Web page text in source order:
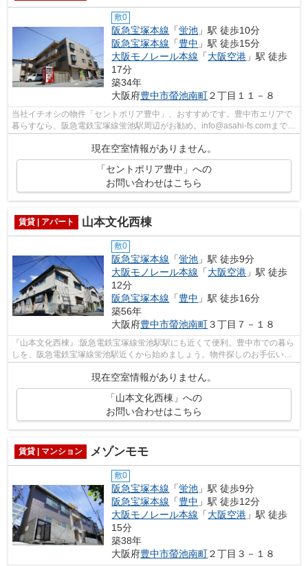
敷0
阪急宝塚本線 「蛍池 」駅 徒歩10分
阪急宝塚本線 「豊中 」駅 徒歩15分
大阪モノレール本線 「大阪空港 」駅 徒歩
17分
築34年
大阪府豊中市螢池南町２丁目１１－８
当社イチオシの物件「セントポリア豊中」、おすすめです。豊中市エリアで
暮らすなら、阪急電鉄宝塚線蛍池駅周辺がお勧め。info@asahi-fs.comまでい
つでもアクセスを。アサヒ不動産相談...
現在空室情報がありません。
「セントポリア豊中」への
お問い合わせはこちら
賃貸 | アパート 山本文化西棟
敷0
阪急宝塚本線 「蛍池 」駅 徒歩9分
大阪モノレール本線 「大阪空港 」駅 徒歩
12分
阪急宝塚本線 「豊中 」駅 徒歩16分
築56年
大阪府豊中市螢池南町３丁目７－１８
『山本文化西棟』:阪急電鉄宝塚線蛍池駅駅にも近くて便利。豊中市での暮ら
しを、阪急電鉄宝塚線蛍池駅近くから始めましょう。物件探しのお手伝いを
現在空室情報がありません。
「山本文化西棟」への
お問い合わせはこちら
賃貸 | マンション メゾンモモ
敷0
阪急宝塚本線 「蛍池 」駅 徒歩9分
阪急宝塚本線 「豊中 」駅 徒歩12分
大阪モノレール本線 「大阪空港 」駅 徒歩
15分
築38年
大阪府豊中市螢池南町２丁目３－１８